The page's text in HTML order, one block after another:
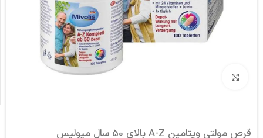
قرص مولتی ویتامین A-Z بالای 50 سال میولیس